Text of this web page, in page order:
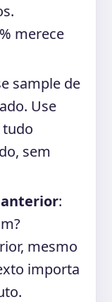
merece
sample de
Use
sem
anterior:
mesmo
importa